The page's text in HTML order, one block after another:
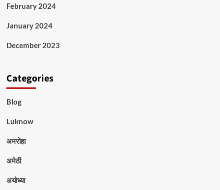
February 2024
January 2024
December 2023
Categories
Blog
Luknow
अमरोहा
अमेठी
अयोध्या